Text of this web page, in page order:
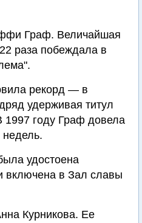
Граф. Величайшая
раза побеждала в
рекорд — в
удерживая титул
1997 году Граф довела
недель.
удостоена
включена в Зал славы
Курникова. Ее